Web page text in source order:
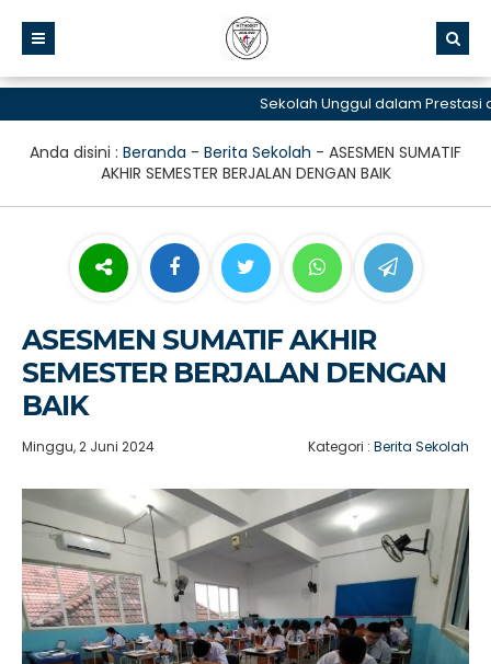
Sekolah Unggul dalam Prestasi dan
Anda disini : Beranda - Berita Sekolah - ASESMEN SUMATIF
AKHIR SEMESTER BERJALAN DENGAN BAIK
ASESMEN SUMATIF AKHIR
SEMESTER BERJALAN DENGAN
BAIK
Minggu, 2 Juni 2024 Kategori : Berita Sekolah